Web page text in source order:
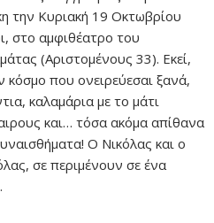
την Κυριακή 19 Οκτωβρίου
στο αμφιθέατρο του
(Αριστομένους 33). Εκεί,
που ονειρεύεσαι ξανά,
καλαμάρια με το μάτι
και… τόσα ακόμα απίθανα
Ο Νικόλας και ο
σε περιμένουν σε ένα